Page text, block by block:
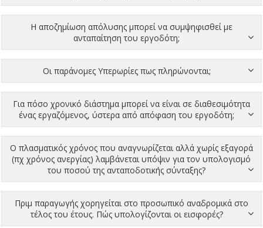
Η αποζημίωση απόλυσης μπορεί να συμψηφισθεί με
ανταπαίτηση του εργοδότη;
Οι παράνομες Υπερωρίες πως πληρώνονται;
Για πόσο χρονικό διάστημα μπορεί να είναι σε διαθεσιμότητα
ένας εργαζόμενος, ύστερα από απόφαση του εργοδότη;
Ο πλασματικός χρόνος που αναγνωρίζεται αλλά χωρίς εξαγορά
(πχ χρόνος ανεργίας) λαμβάνεται υπόψιν για τον υπολογισμό
του ποσού της ανταποδοτικής σύνταξης?
Πριμ παραγωγής χορηγείται στο προσωπικό αναδρομικά στο
τέλος του έτους. Πώς υπολογίζονται οι εισφορές?